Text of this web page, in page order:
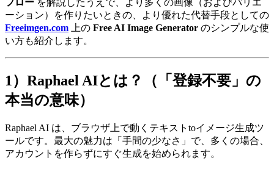
ーション）を作りたいときの、より優れた代替手段としての
Freeimgen.com 上の Free AI Image Generator のシンプルな使
い方も紹介します。
1）Raphael AIとは？（「登録不要」の
本当の意味）
Raphael AI は、ブラウザ上で動くテキストtoイメージ生成ツ
ールです。最大の魅力は「手間の少なさ」で、多くの場合、
アカウントを作らずにすぐ生成を始められます。